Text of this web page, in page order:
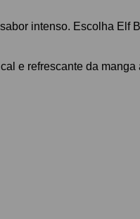
intenso. Escolha Elf
e refrescante da manga